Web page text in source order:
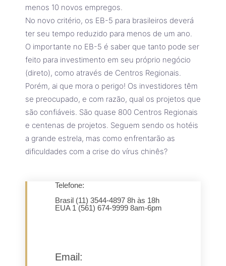
menos 10 novos empregos.
No novo critério, os EB-5 para brasileiros deverá
ter seu tempo reduzido para menos de um ano.
O importante no EB-5 é saber que tanto pode ser
feito para investimento em seu próprio negócio
(direto), como através de Centros Regionais.
Porém, ai que mora o perigo! Os investidores têm
se preocupado, e com razão, qual os projetos que
são confiáveis. São quase 800 Centros Regionais
e centenas de projetos. Seguem sendo os hotéis
a grande estrela, mas como enfrentarão as
dificuldades com a crise do vírus chinês?
Telefone:
Brasil (11) 3544-4897 8h às 18h
EUA 1 (561) 674-9999 8am-6pm
Email: